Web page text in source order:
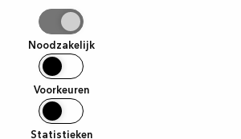
Noodzakelijk
Voorkeuren
Statistieken